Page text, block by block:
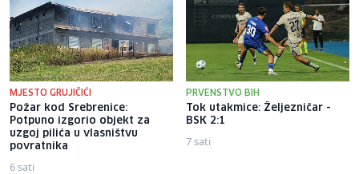
MJESTO GRUJIČIĆI
Požar kod Srebrenice:
Potpuno izgorio objekt za
uzgoj pilića u vlasništvu
povratnika
6 sati
PRVENSTVO BIH
Tok utakmice: Željezničar -
BSK 2:1
7 sati